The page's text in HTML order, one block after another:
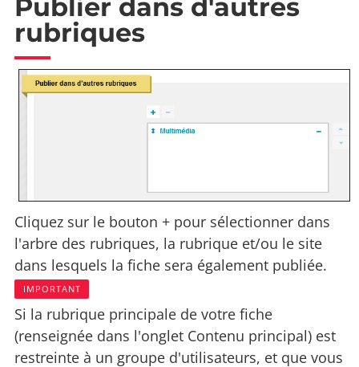
Publier dans d'autres
rubriques
Cliquez sur le bouton + pour sélectionner dans
l'arbre des rubriques, la rubrique et/ou le site
dans lesquels la fiche sera également publiée.
IMPORTANT
Si la rubrique principale de votre fiche
(renseignée dans l'onglet Contenu principal) est
restreinte à un groupe d'utilisateurs, et que vous